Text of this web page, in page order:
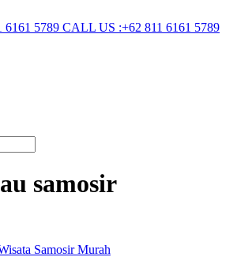
CALL US :+62 811 6161 5789
samosir